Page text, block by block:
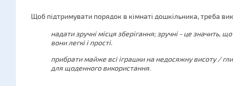
Щоб підтримувати порядок в кімнаті дошкільника, треба
надати зручні місця зберігання; зручні - це значить,
вони легкі і прості.
прибрати майже всі іграшки на недосяжну висоту /
для щоденного використання.